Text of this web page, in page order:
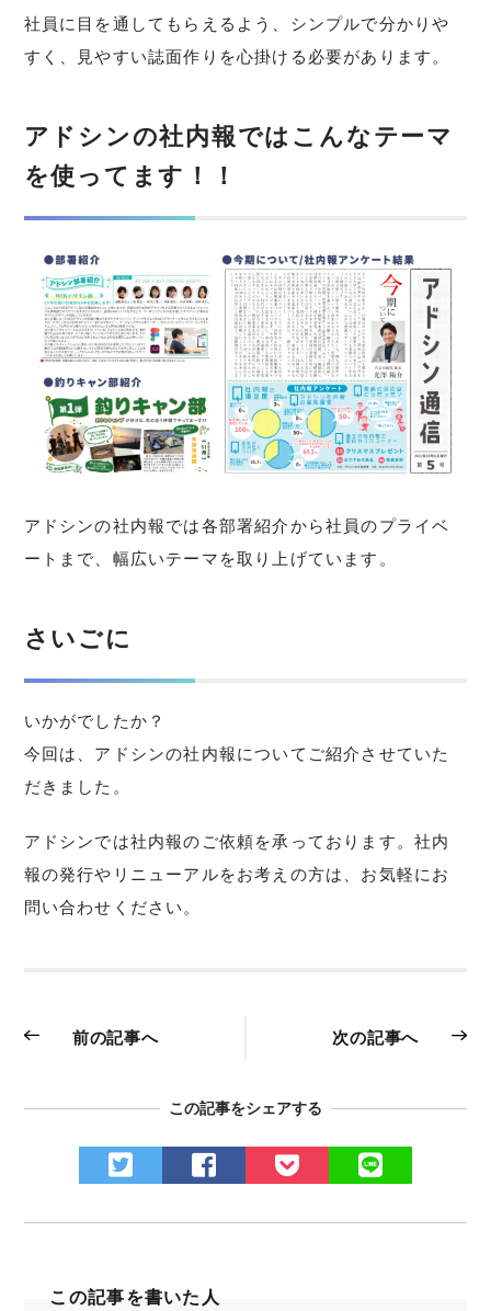
社員に目を通してもらえるよう、シンプルで分かりや
すく、見やすい誌面作りを心掛ける必要があります。
アドシンの社内報ではこんなテーマ
を使ってます！！
アドシンの社内報では各部署紹介から社員のプライベ
ートまで、幅広いテーマを取り上げています。
さいごに
いかがでしたか？
今回は、アドシンの社内報についてご紹介させていた
だきました。
アドシンでは社内報のご依頼を承っております。社内
報の発行やリニューアルをお考えの方は、お気軽にお
問い合わせください。
前の記事へ 次の記事へ
この記事をシェアする
この記事を書いた人